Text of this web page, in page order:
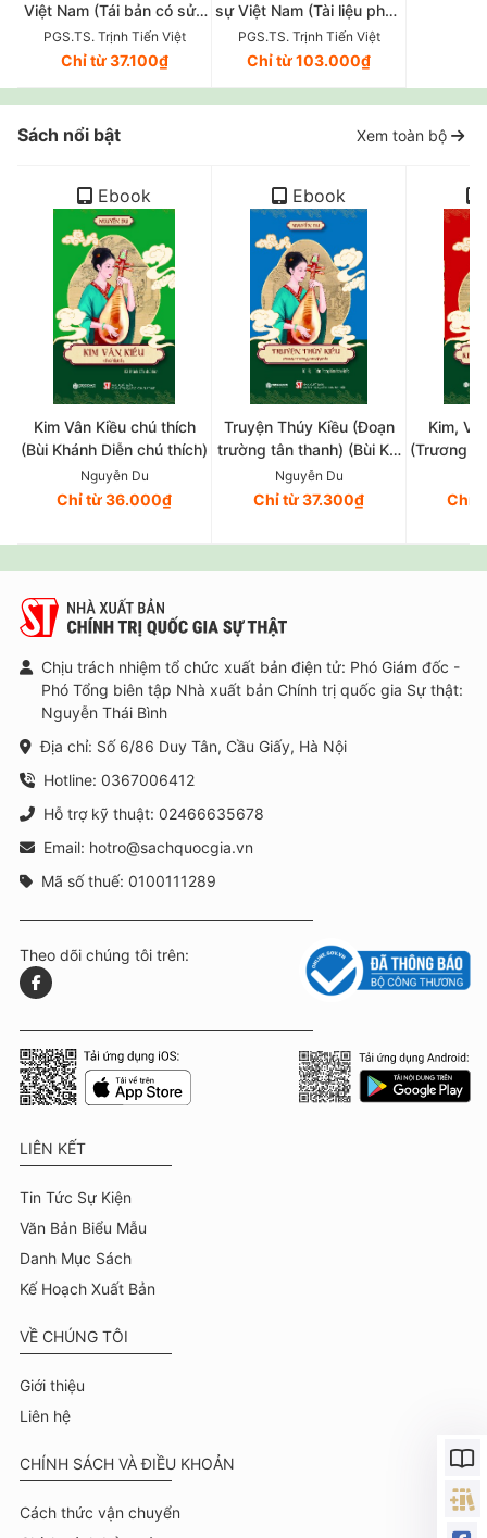
Việt Nam (Tái bản có sửa
chữa, bổ sung)
PGS.TS. Trịnh Tiến Việt
Chỉ từ 37.100₫
sự Việt Nam (Tài liệu phục
vụ giảng dạy, học tập cho
giảng viên, sinh viên, học
PGS.TS. Trịnh Tiến Việt
Chỉ từ 103.000₫
Sách nổi bật Xem toàn bộ
Ebook
Kim Vân Kiều chú thích
(Bùi Khánh Diễn chú thích)
Nguyễn Du
Chỉ từ 36.000₫
Ebook
Truyện Thúy Kiều (Đoạn
trường tân thanh) (Bùi Kỷ,
Trần Trọng Kim hiệu khảo)
Nguyễn Du
Chỉ từ 37.300₫
Kim,
(Trương
Chỉ
Chịu trách nhiệm tổ chức xuất bản điện tử: Phó Giám đốc -
Phó Tổng biên tập Nhà xuất bản Chính trị quốc gia Sự thật:
Nguyễn Thái Bình
Địa chỉ: Số 6/86 Duy Tân, Cầu Giấy, Hà Nội
Hotline: 0367006412
Hỗ trợ kỹ thuật: 02466635678
Email: hotro@sachquocgia.vn
Mã số thuế: 0100111289
Theo dõi chúng tôi trên:
LIÊN KẾT
Tin Tức Sự Kiện
Văn Bản Biểu Mẫu
Danh Mục Sách
Kế Hoạch Xuất Bản
VỀ CHÚNG TÔI
Giới thiệu
Liên hệ
CHÍNH SÁCH VÀ ĐIỀU KHOẢN
Cách thức vận chuyển